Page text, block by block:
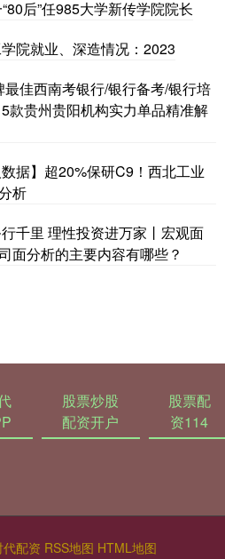
后”任985大学新传学院院长
院就业、深造情况：2023
佳西南考银行/银行备考/银行培
款贵州贵阳机构实力单品精准解
据】超20%保研C9！西北工业
析
千里 理性投资进万家丨宏观面
面分析的主要内容有哪些？
股票炒股
配资开户
股票配
资114
配资 RSS地图 HTML地图